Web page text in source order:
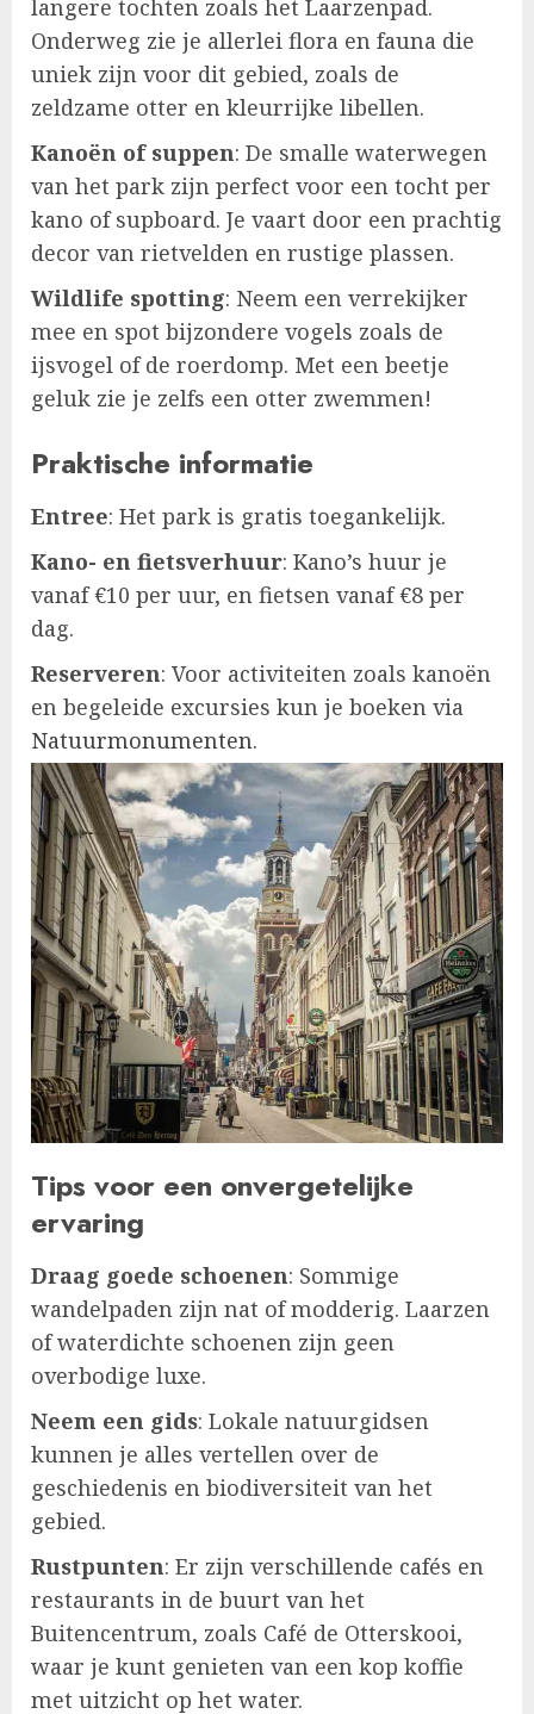
langere tochten zoals het Laarzenpad.
Onderweg zie je allerlei flora en fauna die
uniek zijn voor dit gebied, zoals de
zeldzame otter en kleurrijke libellen.
Kanoën of suppen: De smalle waterwegen
van het park zijn perfect voor een tocht per
kano of supboard. Je vaart door een prachtig
decor van rietvelden en rustige plassen.
Wildlife spotting: Neem een verrekijker
mee en spot bijzondere vogels zoals de
ijsvogel of de roerdomp. Met een beetje
geluk zie je zelfs een otter zwemmen!
Praktische informatie
Entree: Het park is gratis toegankelijk.
Kano- en fietsverhuur: Kano’s huur je
vanaf €10 per uur, en fietsen vanaf €8 per
dag.
Reserveren: Voor activiteiten zoals kanoën
en begeleide excursies kun je boeken via
Natuurmonumenten.
Tips voor een onvergetelijke
ervaring
Draag goede schoenen: Sommige
wandelpaden zijn nat of modderig. Laarzen
of waterdichte schoenen zijn geen
overbodige luxe.
Neem een gids: Lokale natuurgidsen
kunnen je alles vertellen over de
geschiedenis en biodiversiteit van het
gebied.
Rustpunten: Er zijn verschillende cafés en
restaurants in de buurt van het
Buitencentrum, zoals Café de Otterskooi,
waar je kunt genieten van een kop koffie
met uitzicht op het water.